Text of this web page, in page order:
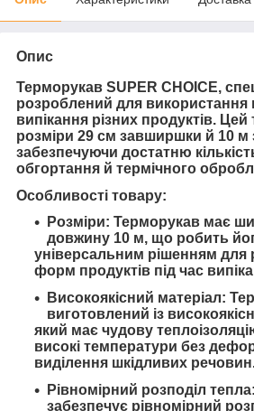
Опис
Терморукав SUPER CHOICE,
розроблений для використання
випікання різних продуктів.
розміри 29 см завширшки й 10 м
забезпечуючи достатню
обгортання й термічного
Особливості товару:
Розміри: Терморукав має
довжину 10 м, що робить
універсальним рішенням для
форм продуктів під час
Високоякісний матеріал:
виготовлений із
який має чудову
високі температури без
виділення шкідливих
Рівномірний розподіл
забезпечує рівномірний